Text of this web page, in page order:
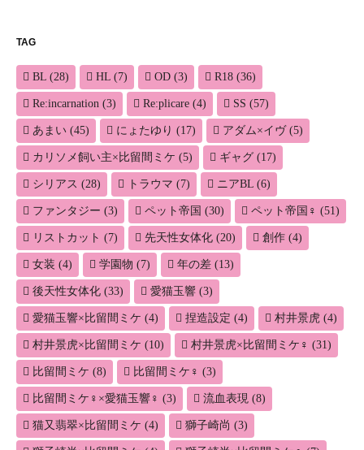
TAG
BL (28) HL (7) OD (3) R18 (36)
Re:incarnation (3) Re:plicare (4) SS (57)
あまい (45) にょたゆり (17) アダム×イヴ(5)
カリソメ飼い主×比留間ミケ (5) ギャグ (17)
シリアス (28) トラウマ (7) ニアBL (6)
ファンタジー (3) ペット帝国 (30) ペット帝国♀ (51)
リストカット (7) 先天性女体化 (20) 創作 (4)
女装 (4) 学園物 (7) 年の差 (13)
後天性女体化 (33) 愛猫玉響 (3)
愛猫玉響×比留間ミケ (4) 捏造設定 (4) 村井景虎 (4)
村井景虎×比留間ミケ (10) 村井景虎×比留間ミケ♀ (31)
比留間ミケ (8) 比留間ミケ♀ (3)
比留間ミケ♀×愛猫玉響♀ (3) 流血表現 (8)
猫又翡翠×比留間ミケ (4) 獅子崎尚 (3)